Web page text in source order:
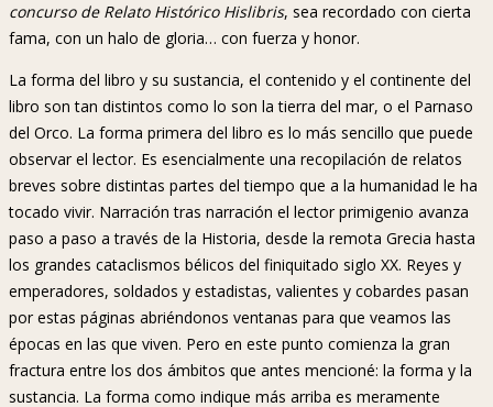
concurso de Relato Histórico Hislibris, sea recordado con cierta
fama, con un halo de gloria… con fuerza y honor.
La forma del libro y su sustancia, el contenido y el continente del
libro son tan distintos como lo son la tierra del mar, o el Parnaso
del Orco. La forma primera del libro es lo más sencillo que puede
observar el lector. Es esencialmente una recopilación de relatos
breves sobre distintas partes del tiempo que a la humanidad le ha
tocado vivir. Narración tras narración el lector primigenio avanza
paso a paso a través de la Historia, desde la remota Grecia hasta
los grandes cataclismos bélicos del finiquitado siglo XX. Reyes y
emperadores, soldados y estadistas, valientes y cobardes pasan
por estas páginas abriéndonos ventanas para que veamos las
épocas en las que viven. Pero en este punto comienza la gran
fractura entre los dos ámbitos que antes mencioné: la forma y la
sustancia. La forma como indique más arriba es meramente